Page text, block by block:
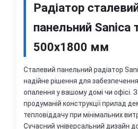
Радіатор
панельний Sanica
500х1800 мм
Сталевий панельний радіатор
надійне рішення для
опалення у вашому домі чи офісі.
продуманій конструкції прилад
тепловіддачу при мінімальних
Сучасний універсальний дизайн